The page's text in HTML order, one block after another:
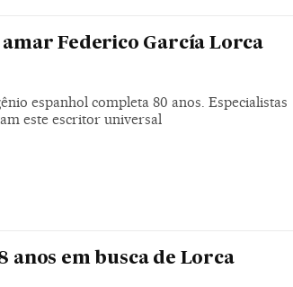
amar Federico García Lorca
espanhol completa 80 anos. Especialistas
este escritor universal
anos em busca de Lorca